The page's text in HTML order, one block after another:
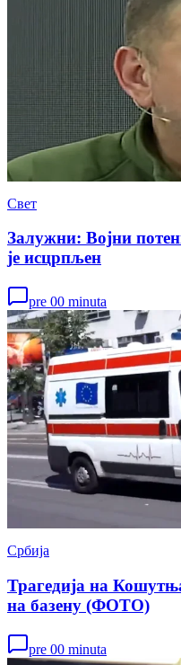
Свет
Залужни: Војни
је исцрпљен
pre 00 minuta
Србија
Трагедија на
на базену (ФОТО)
pre 00 minuta